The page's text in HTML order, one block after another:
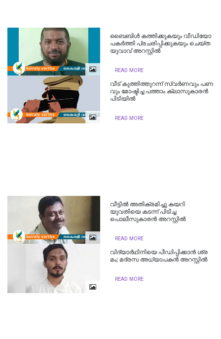
ബൈ​ബി​ൾ ക​ത്തി​ക്കു​ക​യും വീ​ഡി​യോ
പ​ക​ർ​ത്തി പ്ര​ച​രി​പ്പി​ക്കു​ക​യും ചെ​യ്ത
യു​വാ​വ് അ​റ​സ്റ്റി​ൽ
READ MORE
വീ​ട് കു​ത്തി​ത്തു​റ​ന്ന് സ്വ​ര്‍​ണ​വും പ​ണ​
വും മോ​ഷ്ടി​ച്ച പ​ത്താം ക്ലാ​സു​കാ​ര​ന്‍
പി​ടി​യി​ല്‍
READ MORE
വീട്ടിൽ അതിക്രമിച്ചു കയറി
യുവതിയെ കടന്ന് പിടിച്ച
പൊലീസുകാരൻ അറസ്റ്റിൽ
READ MORE
വി​ദ്യാ​ർ​ഥി​നി​യെ പീ​ഡി​പ്പി​ക്കാ​ൻ ശ്ര​
മം; മ​ദ്ര​സ അ​ധ്യാ​പ​ക​ൻ അ​റ​സ്റ്റി​ൽ
READ MORE